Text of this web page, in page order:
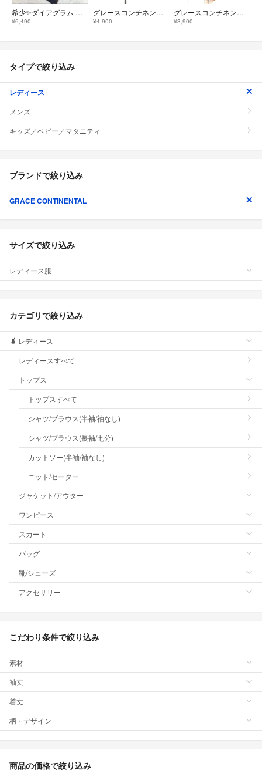
希少✨ダイアグラム グレースコンチネンタル モヘヤ チェック ロング ニットカーディガン 36 ブラウン ガウン 日本製 アウター
¥6,490
グレースコンチネンタル ニットカーディガン 花柄 36 白 ホワイト 青ブルー
¥4,900
グレースコンチネンタル カーディガン 長袖 総柄 36 茶 ブラウン /RT
¥3,900
タイプで絞り込み
レディース
メンズ
キッズ／ベビー／マタニティ
ブランドで絞り込み
GRACE CONTINENTAL
サイズで絞り込み
レディース服
カテゴリで絞り込み
レディース
レディースすべて
トップス
トップスすべて
シャツ/ブラウス(半袖/袖なし)
シャツ/ブラウス(長袖/七分)
カットソー(半袖/袖なし)
ニット/セーター
ジャケット/アウター
ワンピース
スカート
バッグ
靴/シューズ
アクセサリー
こだわり条件で絞り込み
素材
袖丈
着丈
柄・デザイン
商品の価格で絞り込み